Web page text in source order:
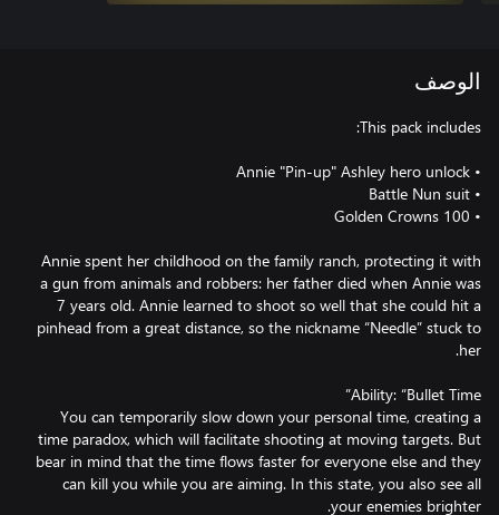
الوصف
Annie spent her childhood on the family ranch, protecting it with
a gun from animals and robbers: her father died when Annie was
7 years old. Annie learned to shoot so well that she could hit a
pinhead from a great distance, so the nickname “Needle” stuck to
You can temporarily slow down your personal time, creating a
time paradox, which will facilitate shooting at moving targets. But
bear in mind that the time flows faster for everyone else and they
can kill you while you are aiming. In this state, you also see all